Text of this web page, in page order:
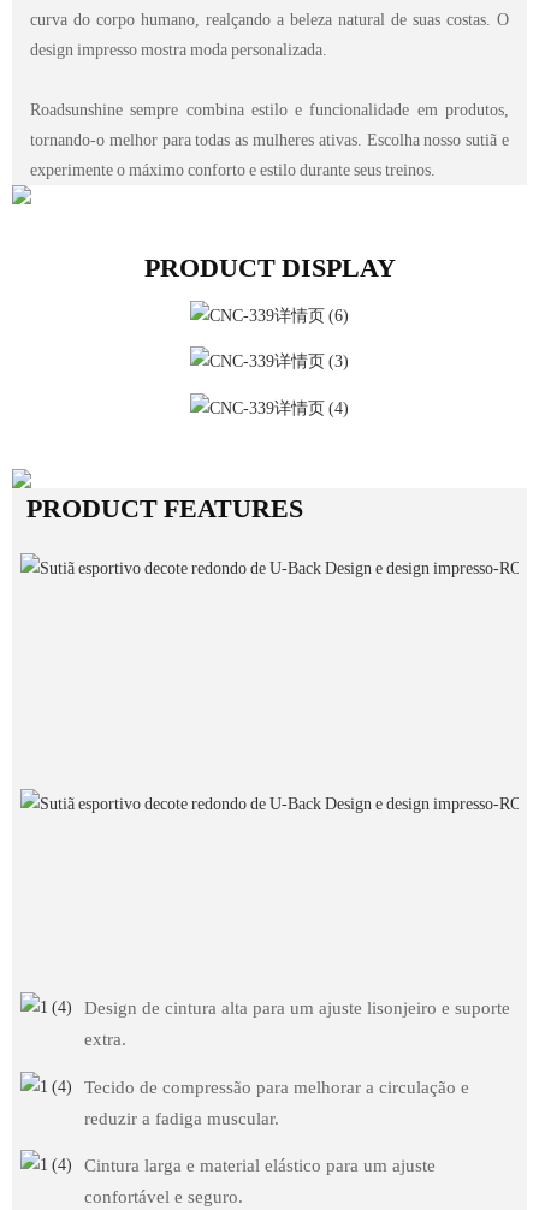
curva do corpo humano, realçando a beleza natural de suas costas. O
design impresso mostra moda personalizada.
Roadsunshine sempre combina estilo e funcionalidade em produtos,
tornando-o melhor para todas as mulheres ativas. Escolha nosso sutiã e
experimente o máximo conforto e estilo durante seus treinos.
PRODUCT DISPLAY
PRODUCT FEATURES
Design de cintura alta para um ajuste lisonjeiro e suporte
extra.
Tecido de compressão para melhorar a circulação e
reduzir a fadiga muscular.
Cintura larga e material elástico para um ajuste
confortável e seguro.